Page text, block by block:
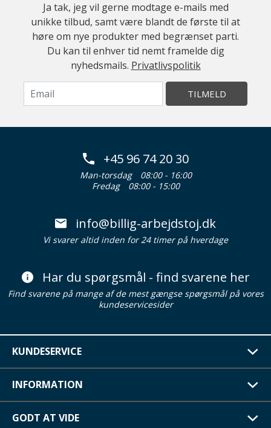
Ja tak, jeg vil gerne modtage e-mails med
unikke tilbud, samt være blandt de første til at
høre om nye produkter med begrænset parti.
Du kan til enhver tid nemt framelde dig
nyhedsmails. Privatlivspolitik
TILMELD
+45 96 74 20 30
Man-torsdag
08:00 - 16:00
Fredag
08:00 - 15:00
info@billig-arbejdstoj.dk
Vi svarer altid inden for 24 timer på hverdage
Har du spørgsmål - find svarene her
Find svarene på mange af de mest gængse spørgsmål på vores
kundeservicesider
KUNDESERVICE
INFORMATION
GODT AT VIDE